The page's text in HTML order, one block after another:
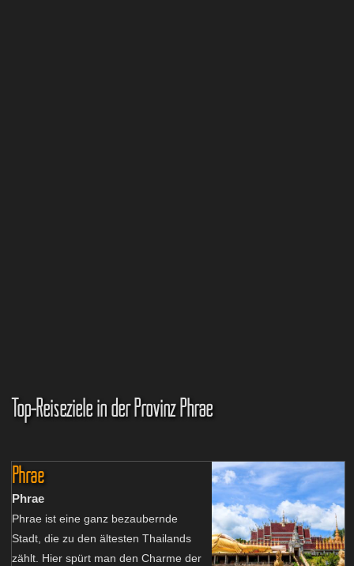
Top-Reiseziele in der Provinz Phrae
Phrae
Phrae
Phrae ist eine ganz bezaubernde
Stadt, die zu den ältesten Thailands
zählt. Hier spürt man den Charme der